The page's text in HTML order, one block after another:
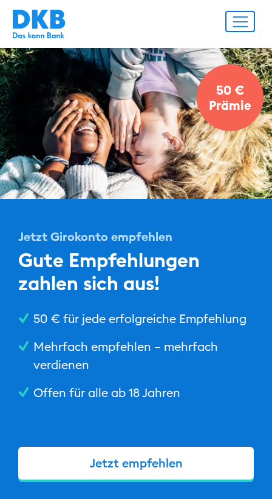
50 €
Prämie
Jetzt Girokonto empfehlen
Gute Empfehlungen
zahlen sich aus!
50 € für jede erfolgreiche Empfehlung
Mehrfach empfehlen – mehrfach
verdienen
Offen für alle ab 18 Jahren
Jetzt empfehlen